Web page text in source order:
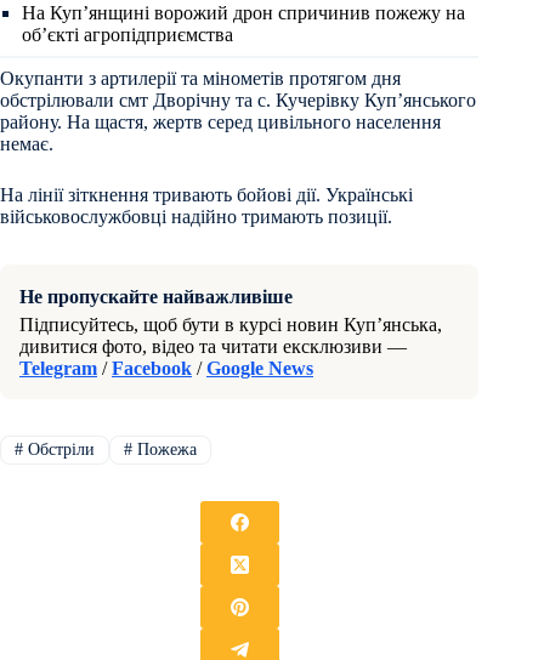
На Куп’янщині ворожий дрон спричинив пожежу на
об’єкті агропідприємства
Окупанти з артилерії та мінометів протягом дня
обстрілювали смт Дворічну та с. Кучерівку Куп’янського
району. На щастя, жертв серед цивільного населення
немає.
На лінії зіткнення тривають бойові дії. Українські
військовослужбовці надійно тримають позиції.
Не пропускайте найважливіше
Підписуйтесь, щоб бути в курсі новин Куп’янська,
дивитися фото, відео та читати ексклюзиви —
Telegram /Facebook /Google News
#Обстріли #Пожежа